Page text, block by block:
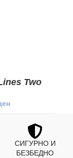
Two
СИГУРНО И
БЕЗБЕДНО